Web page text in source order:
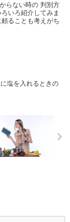
らない時の 判別方
いろ紹介してみま
ることも考えがち
塩を入れるときの